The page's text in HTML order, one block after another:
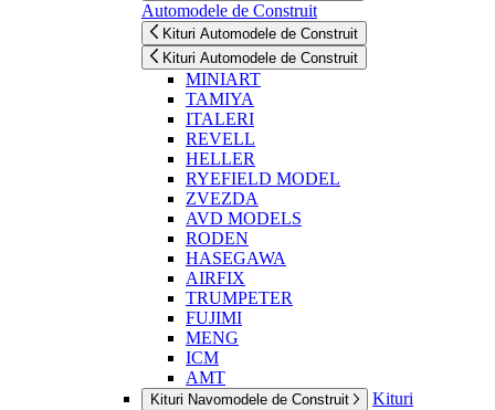
Automodele de Construit
Kituri Automodele de Construit
Kituri Automodele de Construit
MINIART
TAMIYA
ITALERI
REVELL
HELLER
RYEFIELD MODEL
ZVEZDA
AVD MODELS
RODEN
HASEGAWA
AIRFIX
TRUMPETER
FUJIMI
MENG
ICM
AMT
Kituri Navomodele de Construit
Kituri